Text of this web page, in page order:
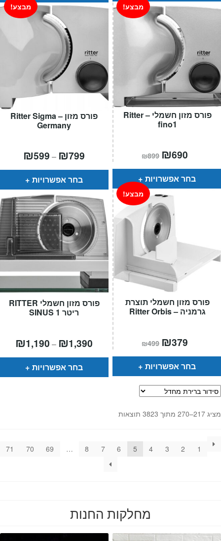
פורס מזון – Ritter Sigma
Germany
מבצע!
₪599 – ₪799
⁦₪599⁩
בחר אפשרויות
פורס מזון חשמלי – Ritter
fino1
מבצע!
₪899 המחיר
המקורי
היה:
₪899.
₪690
הוא:
בחר אפשרויות
פורס מזון חשמלי RITTER
ריטר SINUS 1
₪1,190 – ₪1,390 מחירים:
⁦₪1,190⁩
בחר אפשרויות
פורס מזון חשמלי תוצרת
גרמניה – Ritter Orbis
מבצע!
₪499 המחיר
המקורי
היה:
₪499.
₪379
הוא:
בחר אפשרויות
מציג 217–270 מתוך 3823 תוצאות
1
2
3
4
5
6
7
8
…
69
70
71
מחלקות החנות